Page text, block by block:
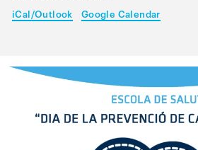
iCal/Outlook Google Calendar